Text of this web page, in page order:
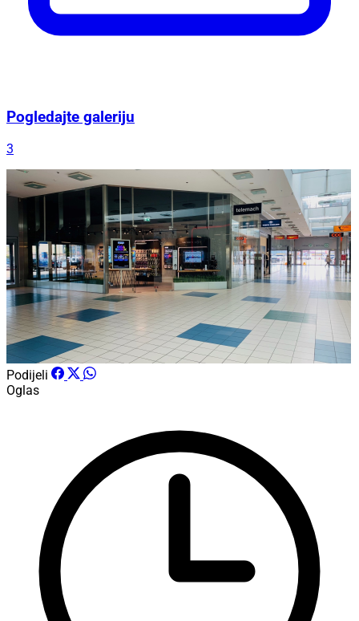
Pogledajte galeriju
3
Podijeli
Oglas